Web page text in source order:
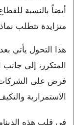
أيضاً بالنسبة
متزايدة تتطلب
هذا التحول يأتي
فرض على الشركات
الاستمرارية
في قلب هذه